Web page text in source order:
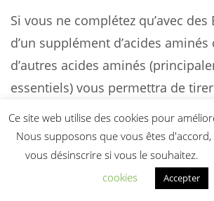
Si vous ne complétez qu’avec des
d’un supplément d’acides
d’autres acides aminés
essentiels) vous permettra de
bénéfices de la supplémentation.
Acides aminés et
Il n’y a aucune raison impérieuse
Ce site web utilise des cookies pour
Nous supposons que vous êtes
vous désinscrire si vous le souhaitez.
cookies
Accepter